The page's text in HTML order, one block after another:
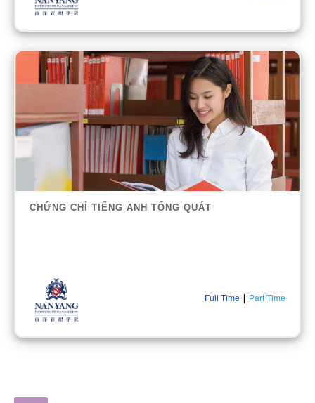
CHỨNG CHỈ TIẾNG ANH TỔNG QUÁT
Full Time | Part Time